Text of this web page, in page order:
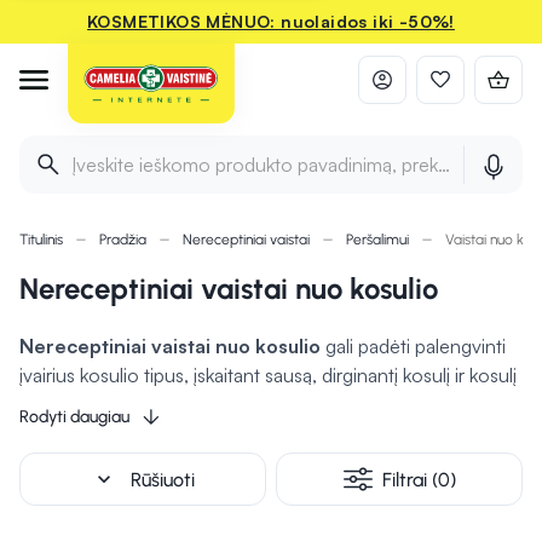
KOSMETIKOS MĖNUO: nuolaidos iki -50%!
Įveskite ieškomo produkto pavadinimą, prekės ženklą ir
Titulinis Pradžia Nereceptiniai vaistai Peršalimui Vaistai nuo
Nereceptiniai vaistai nuo kosulio
Nereceptiniai vaistai nuo kosulio gali padėti palengvinti
įvairius kosulio tipus, įskaitant sausą, dirginantį kosulį ir kosulį
su gleivėmis. Šie vaistai dažnai skirstomi į dvi pagrindines
grupes, priklausomai nuo jų veikimo mechanizmo ir tikslo.
Tai – kosulio slopikliai ir atsikosėjimą skatinantys vaistai,
tačiau gali būti ir kombinuoti vaistai, kuriais siekiama
Rodyti daugiau
expand_more Rūšiuoti Filtrai (0)